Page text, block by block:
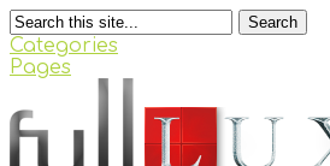
Search
Categories
Pages